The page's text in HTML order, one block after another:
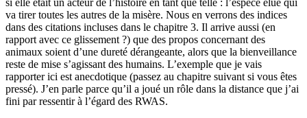
si elle était un acteur de l’histoire en tant que telle : l’espèce élue qui
va tirer toutes les autres de la misère. Nous en verrons des indices
dans des citations incluses dans le chapitre 3. Il arrive aussi (en
rapport avec ce glissement ?) que des propos concernant des
animaux soient d’une dureté dérangeante, alors que la bienveillance
reste de mise s’agissant des humains. L’exemple que je vais
rapporter ici est anecdotique (passez au chapitre suivant si vous êtes
pressé). J’en parle parce qu’il a joué un rôle dans la distance que j’ai
fini par ressentir à l’égard des RWAS.